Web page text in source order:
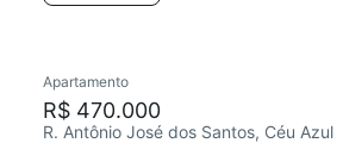
Apartamento
R$ 470.000
R. Antônio José dos Santos, Céu Azul